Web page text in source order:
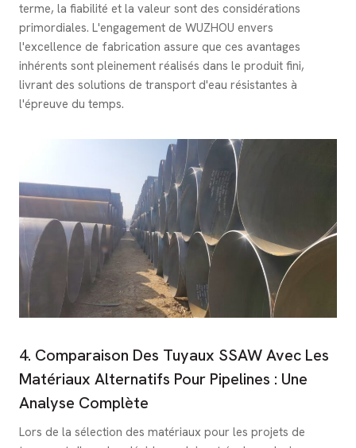
terme, la fiabilité et la valeur sont des considérations
primordiales. L'engagement de WUZHOU envers
l'excellence de fabrication assure que ces avantages
inhérents sont pleinement réalisés dans le produit fini,
livrant des solutions de transport d'eau résistantes à
l'épreuve du temps.
4. Comparaison Des Tuyaux SSAW Avec Les
Matériaux Alternatifs Pour Pipelines : Une
Analyse Complète
Lors de la sélection des matériaux pour les projets de